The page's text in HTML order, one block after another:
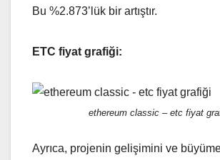
Bu %2.873’lük bir artıştır.
ETC fiyat grafiği:
ethereum classic – etc fiyat
Ayrıca, projenin gelişimini ve